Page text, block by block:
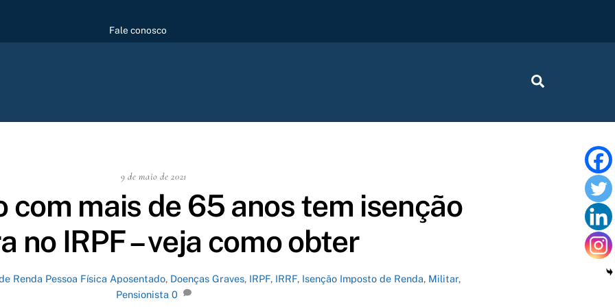
Fale conosco
9 de maio de 2021
com mais de 65 anos tem isenção
no IRPF – veja como obter
Renda Pessoa Física Aposentado, Doenças Graves, IRPF, IRRF, Isenção Imposto de Renda, Militar,
Pensionista 0